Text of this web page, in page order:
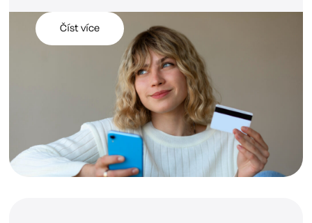
Číst více